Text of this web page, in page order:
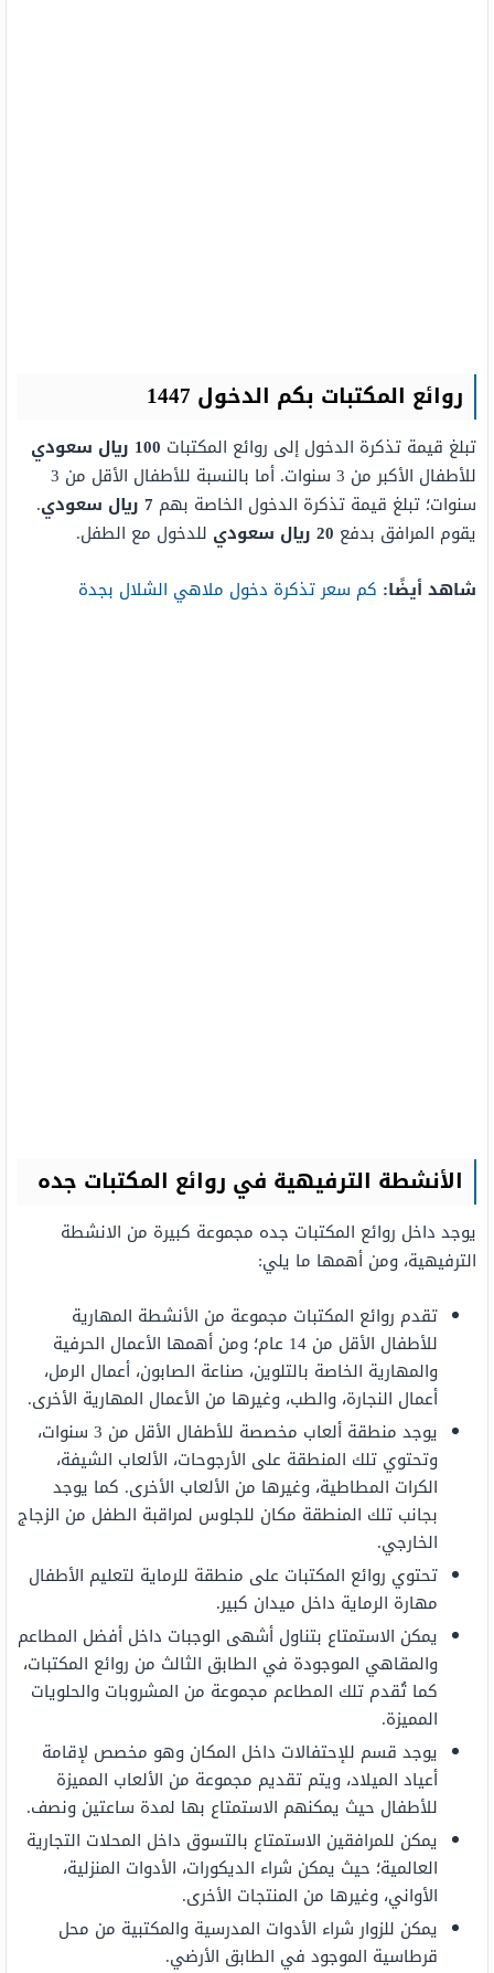
روائع المكتبات بكم الدخول 1447
تبلغ قيمة تذكرة الدخول إلى روائع المكتبات 100 ريال سعودي
للأطفال الأكبر من 3 سنوات. أما بالنسبة للأطفال الأقل من 3
سنوات؛ تبلغ قيمة تذكرة الدخول الخاصة بهم 7 ريال سعودي
.
يقوم المرافق بدفع 20 ريال سعودي للدخول مع الطفل.
شاهد أيضًا: كم سعر تذكرة دخول ملاهي الشلال بجدة
الأنشطة الترفيهية في روائع المكتبات جده
يوجد داخل روائع المكتبات جده مجموعة كبيرة من الانشطة
الترفيهية، ومن أهمها ما يلي:
تقدم روائع المكتبات مجموعة من الأنشطة المهارية
للأطفال الأقل من 14 عام؛ ومن أهمها الأعمال الحرفية
والمهارية الخاصة بالتلوين، صناعة الصابون، أعمال الرمل،
أعمال النجارة، والطب، وغيرها من الأعمال المهارية الأخرى.
يوجد منطقة ألعاب مخصصة للأطفال الأقل من 3 سنوات،
وتحتوي تلك المنطقة على الأرجوحات، الألعاب الشيفة،
الكرات المطاطية، وغيرها من الألعاب الأخرى. كما يوجد
بجانب تلك المنطقة مكان للجلوس لمراقبة الطفل من الزجاج
الخارجي.
تحتوي روائع المكتبات على منطقة للرماية لتعليم الأطفال
مهارة الرماية داخل ميدان كبير.
يمكن الاستمتاع بتناول أشهى الوجبات داخل أفضل المطاعم
والمقاهي الموجودة في الطابق الثالث من روائع المكتبات،
كما تُقدم تلك المطاعم مجموعة من المشروبات والحلويات
المميزة.
يوجد قسم للإحتفالات داخل المكان وهو مخصص لإقامة
أعياد الميلاد، ويتم تقديم مجموعة من الألعاب المميزة
للأطفال حيث يمكنهم الاستمتاع بها لمدة ساعتين ونصف.
يمكن للمرافقين الاستمتاع بالتسوق داخل المحلات التجارية
العالمية؛ حيث يمكن شراء الديكورات، الأدوات المنزلية،
الأواني، وغيرها من المنتجات الأخرى.
يمكن للزوار شراء الأدوات المدرسية والمكتبية من محل
قرطاسية الموجود في الطابق الأرضي.